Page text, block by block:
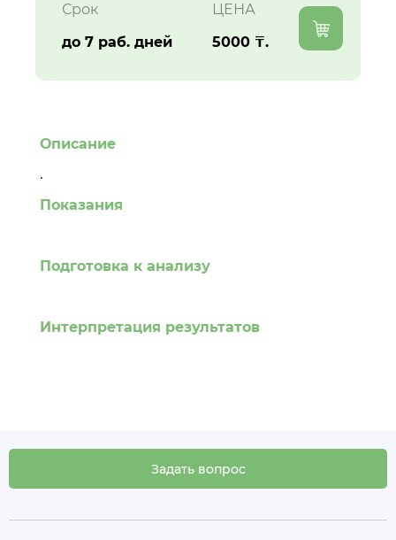
Срок
до 7 раб. дней
ЦЕНА
5000 ₸.
Описание
.
Показания
Подготовка к анализу
Интерпретация результатов
Задать вопрос